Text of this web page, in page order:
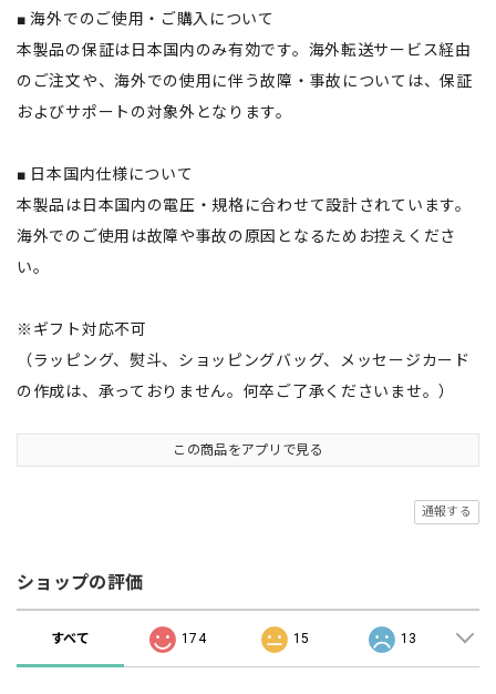
■ 海外でのご使用・ご購入について
本製品の保証は日本国内のみ有効です。海外転送サービス経由
のご注文や、海外での使用に伴う故障・事故については、保証
およびサポートの対象外となります。
■ 日本国内仕様について
本製品は日本国内の電圧・規格に合わせて設計されています。
海外でのご使用は故障や事故の原因となるためお控えくださ
い。
※ギフト対応不可
（ラッピング、熨斗、ショッピングバッグ、メッセージカード
の作成は、承っておりません。何卒ご了承くださいませ。）
この商品をアプリで見る
通報する
ショップの評価
すべて 174 15 13